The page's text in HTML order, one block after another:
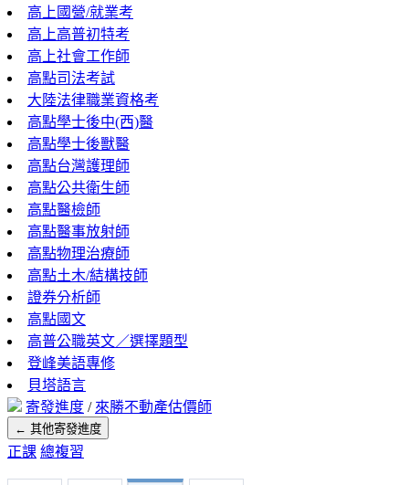
高上國營/就業考
高上高普初特考
高上社會工作師
高點司法考試
大陸法律職業資格考
高點學士後中(西)醫
高點學士後獸醫
高點台灣護理師
高點公共衛生師
高點醫檢師
高點醫事放射師
高點物理治療師
高點土木/結構技師
證券分析師
高點國文
高普公職英文／選擇題型
登峰美語專修
貝塔語言
寄發進度 / 來勝不動產估價師
← 其他寄發進度
正課 總複習